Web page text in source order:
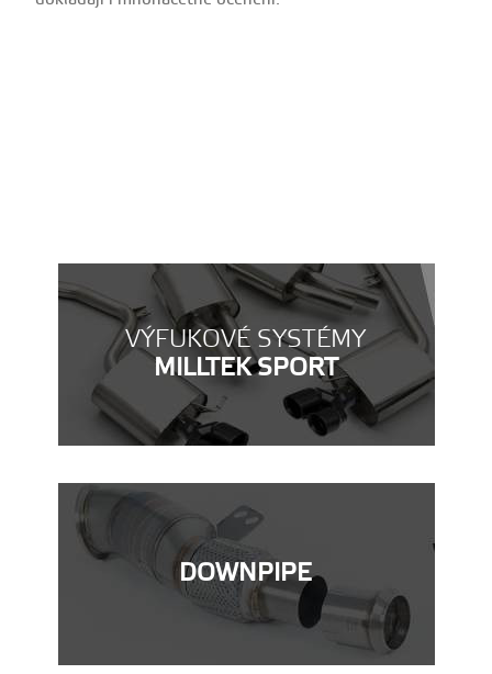
VÝFUKOVÉ SYSTÉMY
MILLTEK SPORT
DOWNPIPE